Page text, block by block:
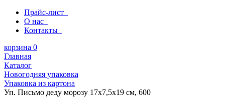
Прайс-лист
О нас
Контакты
корзина 0
Главная
Каталог
Новогодняя упаковка
Упаковка из картона
Уп. Письмо деду морозу 17x7,5x19 см, 600